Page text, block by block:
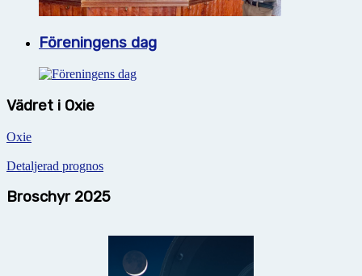
Föreningens dag
Vädret i Oxie
Oxie
Detaljerad prognos
Broschyr 2025